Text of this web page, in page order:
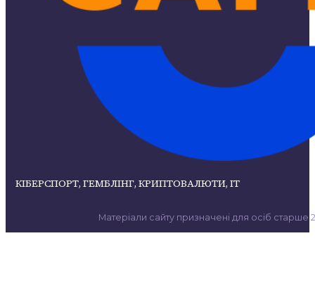
КІБЕРСПОРТ, ГЕМБЛІНГ, КРИПТОВАЛЮТИ, ІТ
Матеріали сайту призначені для осіб старше